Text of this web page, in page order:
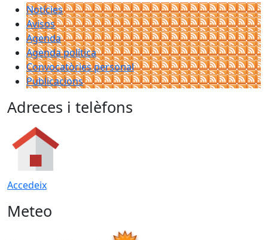
Notícies
Avisos
Agenda
Agenda política
Convocatòries personal
Publicacions
Adreces i telèfons
Accedeix
Meteo